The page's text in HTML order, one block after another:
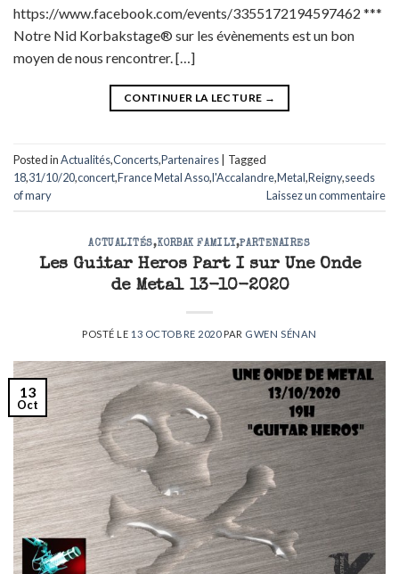
https://www.facebook.com/events/3355172194597462 ***
Notre Nid Korbakstage® sur les évènements est un bon
moyen de nous rencontrer. […]
CONTINUER LA LECTURE →
Posted inActualités,Concerts,Partenaires| Tagged
18,31/10/20,concert,France Metal Asso,l'Accalandre,Metal,Reigny,seeds
of mary
Laissez un commentaire
ACTUALITÉS,KORBAK FAMILY,PARTENAIRES
Les Guitar Heros Part I sur Une Onde
de Metal 13-10-2020
POSTÉ LE 13 OCTOBRE 2020PAR GWEN SÉNAN
13
Oct